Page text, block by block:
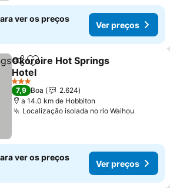
ver os preços
Ver preços
PartilharAdicionar aos favoritos
Okoroire Hot Springs
Hotel
Ver preços
3 Estrelas
7,9 Boa
2.624
a 14.0 km de Hobbiton
Localização isolada no rio Waihou
ver os preços
Ver preços